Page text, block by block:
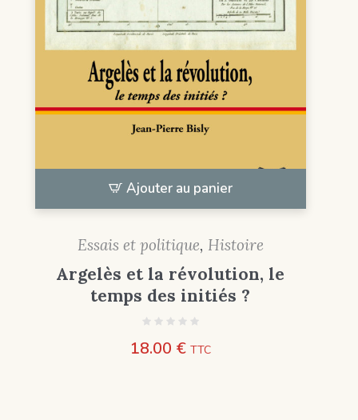
Ajouter au panier
Essais et politique, Histoire
Argelès et la révolution, le
temps des initiés ?
18.00 € TTC